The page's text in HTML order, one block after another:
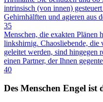
intrinsisch (von innen)
Gehirnhälften und agieren aus
35
Menschen, die exakten Plänen
linkshirnig. Chaosliebende, die
geleitet werden, sind hingegen
einen Partner, der Ihnen
40
Des Menschen Engel ist